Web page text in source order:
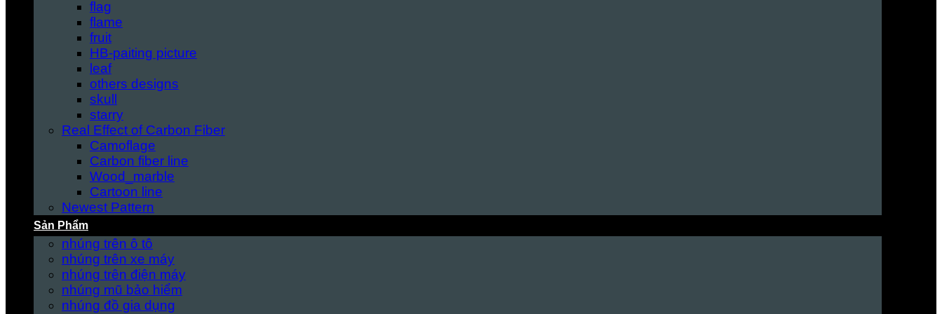
flag
flame
fruit
HB-paiting picture
leaf
others designs
skull
starry
Real Effect of Carbon Fiber
Camoflage
Carbon fiber line
Wood_marble
Cartoon line
Newest Pattern
Sản Phẩm
nhúng trên ô tô
nhúng trên xe máy
nhúng trên điện máy
nhúng mũ bảo hiểm
nhúng đồ gia dụng